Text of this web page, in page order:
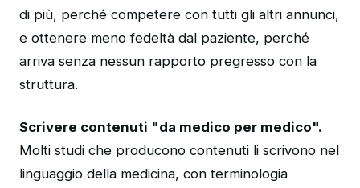
di più, perché competere con tutti gli altri annunci,
e ottenere meno fedeltà dal paziente, perché
arriva senza nessun rapporto pregresso con la
struttura.
Scrivere contenuti "da medico per medico".
Molti studi che producono contenuti li scrivono nel
linguaggio della medicina, con terminologia